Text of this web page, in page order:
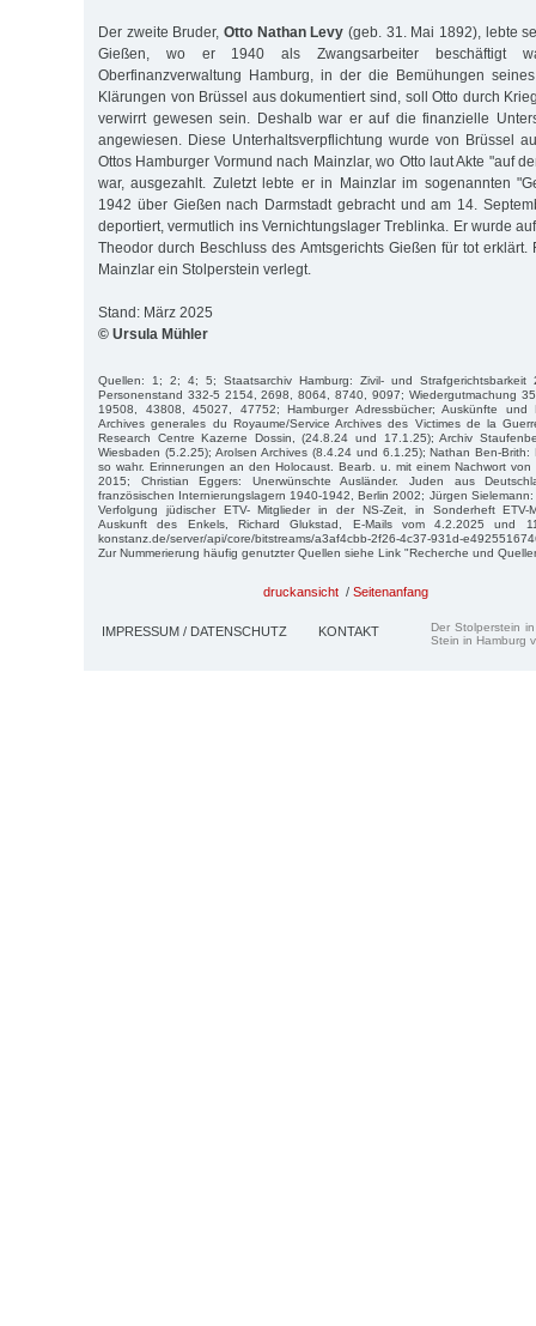
Der zweite Bruder, Otto Nathan Levy (geb. 31. Mai 1892), lebte
Gießen, wo er 1940 als Zwangsarbeiter beschäftigt
Oberfinanzverwaltung Hamburg, in der die Bemühungen
Klärungen von Brüssel aus dokumentiert sind, soll Otto durch
verwirrt gewesen sein. Deshalb war er auf die finanzielle
angewiesen. Diese Unterhaltsverpflichtung wurde von Brüssel
Ottos Hamburger Vormund nach Mainzlar, wo Otto laut Akte "auf
war, ausgezahlt. Zuletzt lebte er in Mainzlar im sogenannten
1942 über Gießen nach Darmstadt gebracht und am 14.
deportiert, vermutlich ins Vernichtungslager Treblinka. Er wurde
Theodor durch Beschluss des Amtsgerichts Gießen für tot erklärt.
Mainzlar ein Stolperstein verlegt.
Stand: März 2025
© Ursula Mühler
Quellen: 1; 2; 4; 5; Staatsarchiv Hamburg: Zivil- und Strafgerichtsbarkeit
Personenstand 332-5 2154, 2698, 8064, 8740, 9097; Wiedergutmachung
19508, 43808, 45027, 47752; Hamburger Adressbücher; Auskünfte und
Archives generales du Royaume/Service Archives des Victimes de la
Research Centre Kazerne Dossin, (24.8.24 und 17.1.25); Archiv
Wiesbaden (5.2.25); Arolsen Archives (8.4.24 und 6.1.25); Nathan Ben-Brith:
so wahr. Erinnerungen an den Holocaust. Bearb. u. mit einem Nachwort von
2015; Christian Eggers: Unerwünschte Ausländer. Juden aus
französischen Internierungslagern 1940-1942, Berlin 2002; Jürgen
Verfolgung jüdischer ETV- Mitglieder in der NS-Zeit, in Sonderheft ETV-
Auskunft des Enkels, Richard Glukstad, E-Mails vom 4.2.2025 und
konstanz.de/server/api/core/bitstreams/a3af4cbb-2f26-4c37-931d-
Zur Nummerierung häufig genutzter Quellen siehe Link "Recherche und
druckansicht / Seitenanfang
IMPRESSUM / DATENSCHUTZ KONTAKT
Der Stolperstein
Stein in Hamburg